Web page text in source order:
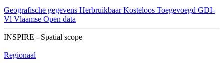
Geografische gegevens Herbruikbaar Kosteloos Toegevoegd GDI-
Vl Vlaamse Open data
INSPIRE - Spatial scope
Regionaal